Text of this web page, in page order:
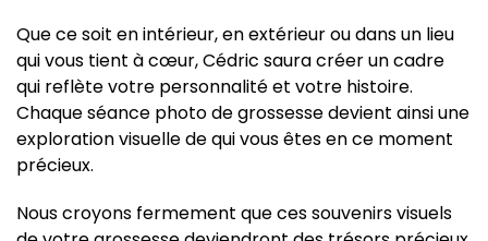
Que ce soit en intérieur, en extérieur ou dans un lieu
qui vous tient à cœur, Cédric saura créer un cadre
qui reflète votre personnalité et votre histoire.
Chaque séance photo de grossesse devient ainsi une
exploration visuelle de qui vous êtes en ce moment
précieux.
Nous croyons fermement que ces souvenirs visuels